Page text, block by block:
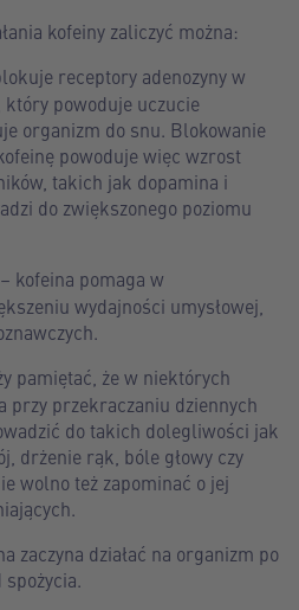
kofeiny zaliczyć można:
receptory adenozyny w
powoduje uczucie
organizm do snu. Blokowanie
powoduje więc wzrost
takich jak dopamina i
do zwiększonego poziomu
– kofeina pomaga w
wydajności umysłowej,
pamiętać, że w niektórych
przy przekraczaniu dziennych
do takich dolegliwości jak
drżenie rąk, bóle głowy czy
wolno też zapominać o jej
zaczyna działać na organizm po
spożycia.